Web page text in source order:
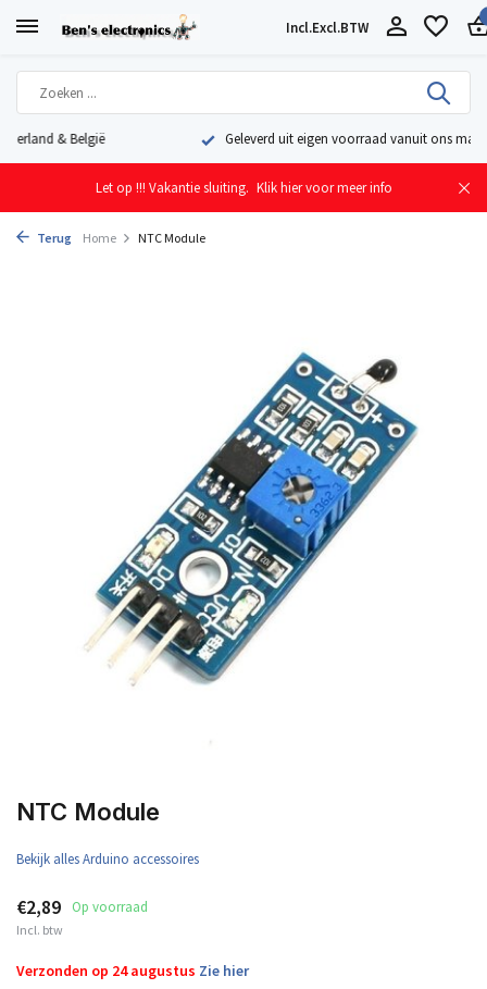
Incl.Excl.BTW
Geleverd uit eigen voorraad vanuit ons magazijn in Nederland
Let op !!! Vakantie sluiting. Klik hier voor meer info
Terug Home NTC Module
NTC Module
Bekijk alles Arduino accessoires
€2,89 Op voorraad
Incl. btw
Verzonden op 24 augustus Zie hier